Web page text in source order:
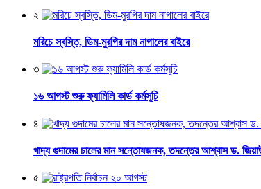
২
মরিচে স্বস্তি, ডিম-মুরগির দাম নাগালের বাইরে
৩
১৬ আগস্ট শুরু ফ্যামিলি কার্ড কর্মসূচি
৪
খাদ্য গুদামের চালের মান সন্তোষজনক, তদন্তের আশ্বাস ড.
৫